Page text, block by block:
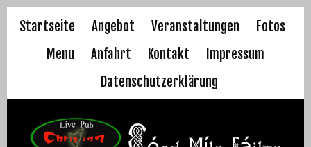
Skip
Startseite Angebot Veranstaltungen
Fotos
Menu
Anfahrt Kontakt
Impressum
Datenschutzerklärung